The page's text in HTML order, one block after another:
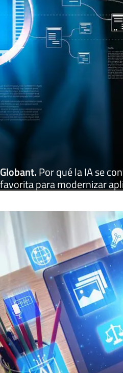
Globant.Por qué la IA se
favorita para modernizar